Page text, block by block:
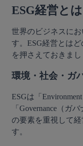
ESG経営とは
世界のビジネスに
す。ESG経営とは
を押さえておきまし
環境・社会・ガ
ESGは「
「Governance（ガ
の要素を重視して
す。